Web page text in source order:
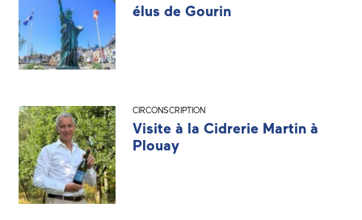
élus de Gourin
CIRCONSCRIPTION
Visite à la Cidrerie Martin à
Plouay